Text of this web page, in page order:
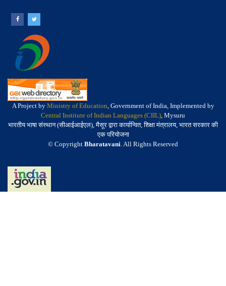
A Project by Ministry of Education, Government of India, Implemented by
Central Institute of Indian Languages (CIIL), Mysuru
भारतीय भाषा संस्थान (सीआईआईएल), मैसूर द्वारा कार्यान्वित, शिक्षा मंत्रालय, भारत सरकार की
एक परियोजना
© Copyright Bharatavani. All Rights Reserved